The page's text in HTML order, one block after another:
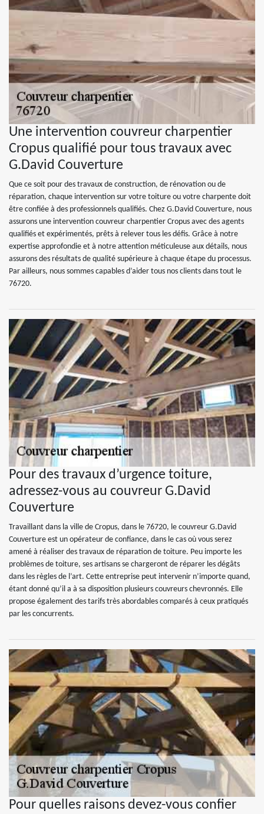
Une intervention couvreur charpentier
Cropus qualifié pour tous travaux avec
G.David Couverture
Que ce soit pour des travaux de construction, de rénovation ou de
réparation, chaque intervention sur votre toiture ou votre charpente doit
être confiée à des professionnels qualifiés. Chez G.David Couverture, nous
assurons une intervention couvreur charpentier Cropus avec des agents
qualifiés et expérimentés, prêts à relever tous les défis. Grâce à notre
expertise approfondie et à notre attention méticuleuse aux détails, nous
assurons des résultats de qualité supérieure à chaque étape du processus.
Par ailleurs, nous sommes capables d’aider tous nos clients dans tout le
76720.
Pour des travaux d’urgence toiture,
adressez-vous au couvreur G.David
Couverture
Travaillant dans la ville de Cropus, dans le 76720, le couvreur G.David
Couverture est un opérateur de confiance, dans le cas où vous serez
amené à réaliser des travaux de réparation de toiture. Peu importe les
problèmes de toiture, ses artisans se chargeront de réparer les dégâts
dans les règles de l’art. Cette entreprise peut intervenir n’importe quand,
étant donné qu’il a à sa disposition plusieurs couvreurs chevronnés. Elle
propose également des tarifs très abordables comparés à ceux pratiqués
par les concurrents.
Pour quelles raisons devez-vous confier